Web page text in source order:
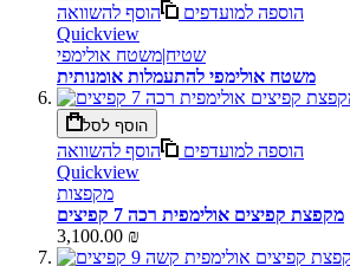
הוספה למועדפים
הוסף להשוואה
Quickview
שטיח|משטח אולימפי
משטח אולימפי להתעמלות אומנותית
הוסף לסל
הוספה למועדפים
הוסף להשוואה
Quickview
מקפצות
מקפצת קפיצים אולימפית רכה 7 קפיצים
3,100.00 ₪